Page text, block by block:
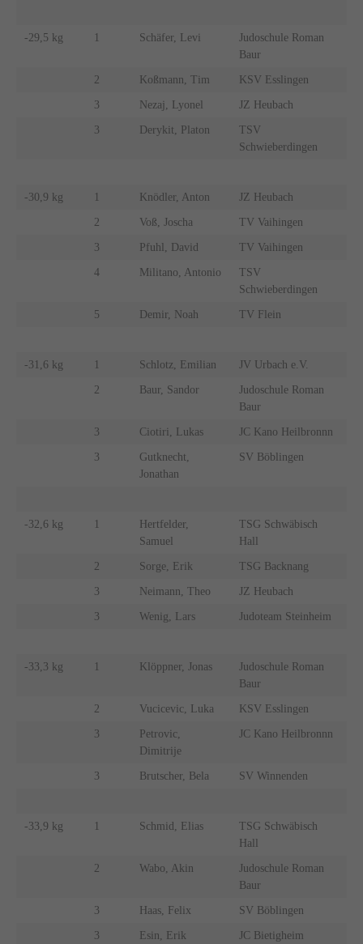
-29,5 kg 1 Schäfer, Levi
Judoschule Roman
Baur
2 Koßmann, Tim KSV Esslingen
3 Nezaj, Lyonel JZ Heubach
3 Derykit, Platon
TSV
Schwieberdingen
-30,9 kg 1 Knödler, Anton JZ Heubach
2 Voß, Joscha TV Vaihingen
3 Pfuhl, David TV Vaihingen
4 Militano, Antonio
TSV
Schwieberdingen
5 Demir, Noah TV Flein
-31,6 kg 1 Schlotz, Emilian JV Urbach e.V.
2 Baur, Sandor
Judoschule Roman
Baur
3 Ciotiri, Lukas JC Kano Heilbronnn
3
Gutknecht,
Jonathan
SV Böblingen
-32,6 kg 1
Hertfelder,
Samuel
TSG Schwäbisch
Hall
2 Sorge, Erik TSG Backnang
3 Neimann, Theo JZ Heubach
3 Wenig, Lars Judoteam Steinheim
-33,3 kg 1 Klöppner, Jonas
Judoschule Roman
Baur
2 Vucicevic, Luka KSV Esslingen
3
Petrovic,
Dimitrije
JC Kano Heilbronnn
3 Brutscher, Bela SV Winnenden
-33,9 kg 1 Schmid, Elias
TSG Schwäbisch
Hall
2 Wabo, Akin
Judoschule Roman
Baur
3 Haas, Felix SV Böblingen
3 Esin, Erik JC Bietigheim